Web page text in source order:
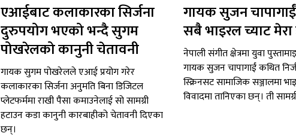
एआईबाट कलाकारका सिर्जना
दुरुपयोग भएको भन्दै सुगम
पोखरेलको कानुनी चेतावनी
गायक सुगम पोखरेलले एआई प्रयोग गरेर
कलाकारका सिर्जना अनुमति बिना डिजिटल
प्लेटफर्ममा राखी पैसा कमाउनेलाई सो सामग्री
हटाउन कडा कानुनी कारबाहीको चेतावनी दिएका
छन्।
गायक सुजन
सबै भाइरल च्याट
नेपाली संगीत क्षेत्रमा युवा
गायक सुजन चापागाईं कथित
स्क्रिनसट सामाजिक सञ्जालमा
विवादमा तानिएका छन्। ती